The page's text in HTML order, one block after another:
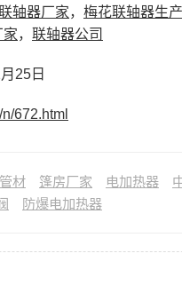
轴器厂家， 梅花联轴器生
家， 联轴器公司
25日
672.html
材 篷房厂家 电加热器
防爆电加热器